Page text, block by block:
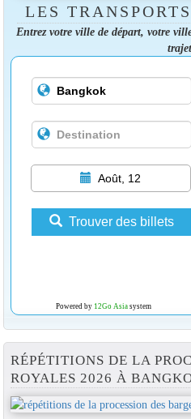
LES
Entrez votre ville de départ, votre
Août, 12
Trouver des billets
Powered by 12Go Asiasystem
RÉPÉTITIONS DE LA
ROYALES 2026 À